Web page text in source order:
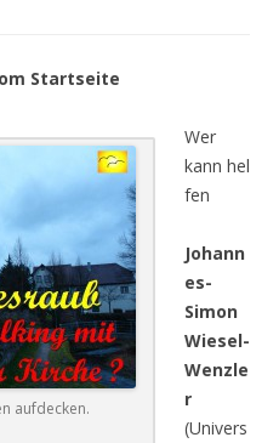
Startseite
aufdecken.
Wer
kann hel
fen
Johann
es-
Simon
Wiesel-
Wenzle
r
(Univers